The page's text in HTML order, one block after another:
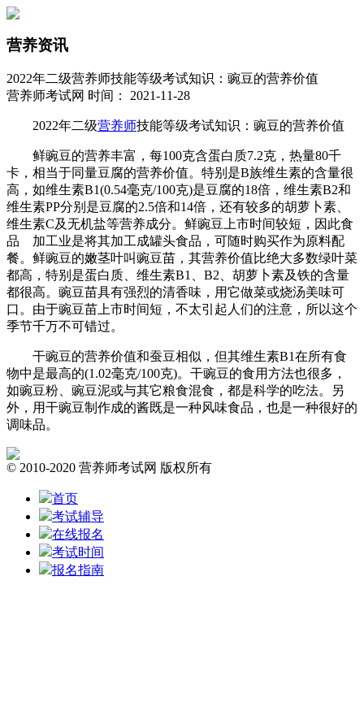
营养资讯
2022年二级营养师技能等级考试知识：豌豆的营养价值
营养师考试网 时间： 2021-11-28
2022年二级营养师技能等级考试知识：豌豆的营养价值
鲜豌豆的营养丰富，每100克含蛋白质7.2克，热量80千
卡，相当于同量豆腐的营养价值。特别是B族维生素的含量很
高，如维生素B1(0.54毫克/100克)是豆腐的18倍，维生素B2和
维生素PP分别是豆腐的2.5倍和14倍，还有较多的胡萝卜素、
维生素C及无机盐等营养成分。鲜豌豆上市时间较短，因此食
品 加工业是将其加工成罐头食品，可随时购买作为原料配
餐。鲜豌豆的嫩茎叶叫豌豆苗，其营养价值比绝大多数绿叶菜
都高，特别是蛋白质、维生素B1、B2、胡萝卜素及铁的含量
都很高。豌豆苗具有强烈的清香味，用它做菜或烧汤美味可
口。由于豌豆苗上市时间短，不太引起人们的注意，所以这个
季节千万不可错过。
干豌豆的营养价值和蚕豆相似，但其维生素B1在所有食
物中是最高的(1.02毫克/100克)。干豌豆的食用方法也很多，
如豌豆粉、豌豆泥或与其它粮食混食，都是科学的吃法。另
外，用干豌豆制作成的酱既是一种风味食品，也是一种很好的
调味品。
© 2010-2020 营养师考试网 版权所有
首页
考试辅导
在线报名
考试时间
报名指南